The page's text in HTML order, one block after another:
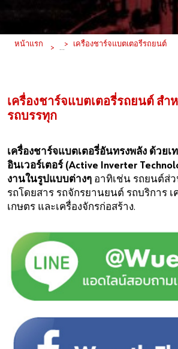
จำข้อมูลการล็อกอินของฉัน
ล็อกอิน
คุณต้องการเป็นลูกค้าออนไลน์ของเรา?
ลงทะเบียนเพื่อเข้าใช้งานครบทุกฟังชั่น
เท่านั้น
สำหรับลูกค้าธุรกิจเท่านั้น
ลงทะเบียนตอนนี้
หน้าแรก ... เครื่องชาร์จแบตเตอรี่รถยนต์
เครื่องชาร์จแบตเตอรี่รถยนต์ สำ
รถบรรทุก
เครื่องชาร์จแบตเตอรี่อันทรงพลัง ด้วย
อินเวอร์เตอร์ (Active Inverter
งานในรูปแบบต่างๆ อาทิเช่น รถยนต์ส่
รถโดยสาร รถจักรยานยนต์ รถบริการ เ
เกษตร และเครื่องจักรก่อสร้าง.